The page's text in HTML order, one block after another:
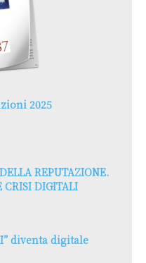
2025
REPUTAZIONE.
CRISI DIGITALI
diventa digitale